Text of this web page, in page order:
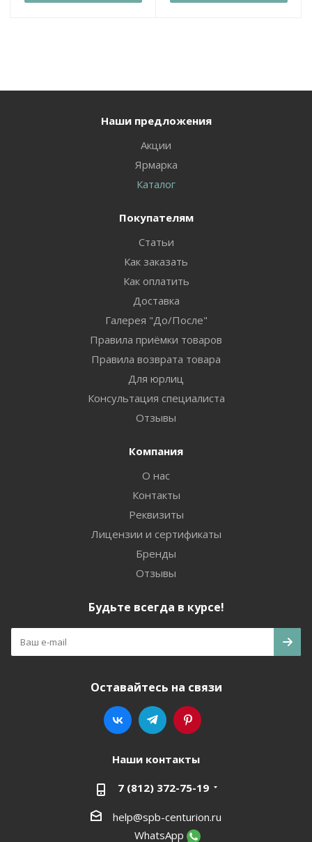
Наши предложения
Акции
Ярмарка
Каталог
Покупателям
Статьи
Как заказать
Как оплатить
Доставка
Галерея "До/После"
Правила приёмки товаров
Правила возврата товара
Для юрлиц
Консультация специалиста
Отзывы
Компания
О нас
Контакты
Реквизиты
Лицензии и сертификаты
Бренды
Отзывы
Будьте всегда в курсе!
Оставайтесь на связи
Наши контакты
7 (812) 372-75-19
help@spb-centurion.ru
WhatsApp